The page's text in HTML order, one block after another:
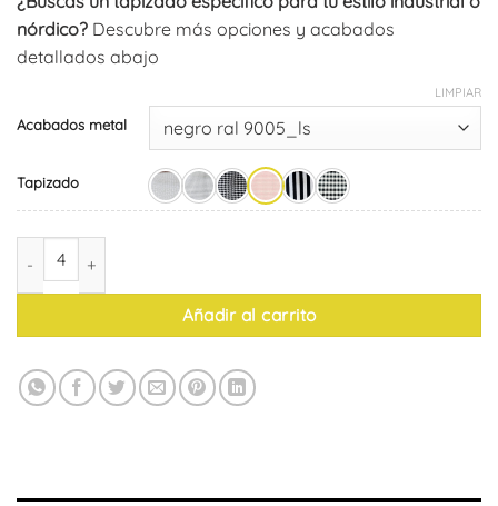
nórdico? Descubre más opciones y acabados
detallados abajo
Acabados metal
Tapizado
LIMPIAR
Añadir al carrito